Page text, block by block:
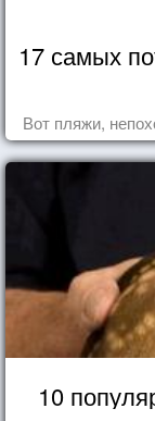
17 самых
Вот пляжи,
10